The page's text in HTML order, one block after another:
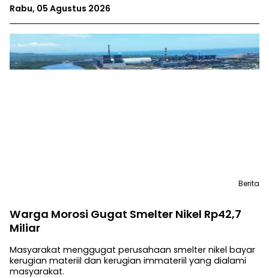
Rabu, 05 Agustus 2026
Warga Morosi Gugat Smelter Nikel Rp42,7
Miliar
Masyarakat menggugat perusahaan smelter nikel bayar
kerugian materiil dan kerugian immateriil yang dialami
masyarakat.
Berita